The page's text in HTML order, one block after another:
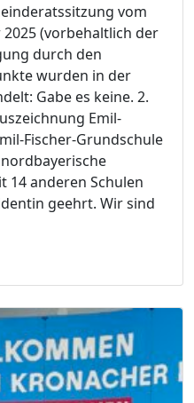
vom
(vorbehaltlich der
durch den
wurden in der
Gabe es keine. 2.
Emil-
Fischer-Grundschule
14 anderen Schulen
geehrt. Wir sind